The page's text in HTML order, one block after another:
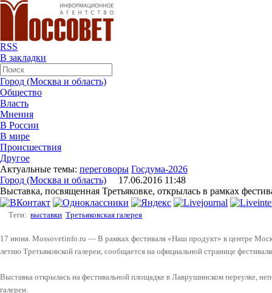
RSS
В закладки
Город (Москва и область)
Общество
Власть
Мнения
В России
В мире
Происшествия
Другое
Актуальные темы: переговоры Госдума-2026
Город (Москва и область) 17.06.2016 11:48
Выставка, посвященная Третьяковке, открылась в рамках
Теги: выставки Третьяковская галерея
17 июня. Mossovetinfo.ru — В рамках фестиваля «Наш продукт» в центре
летию Третьяковской галереи, сообщается на официальной странице
Выставка открылась на фестивальной площадке в Лаврушинском переулке,
галереи.